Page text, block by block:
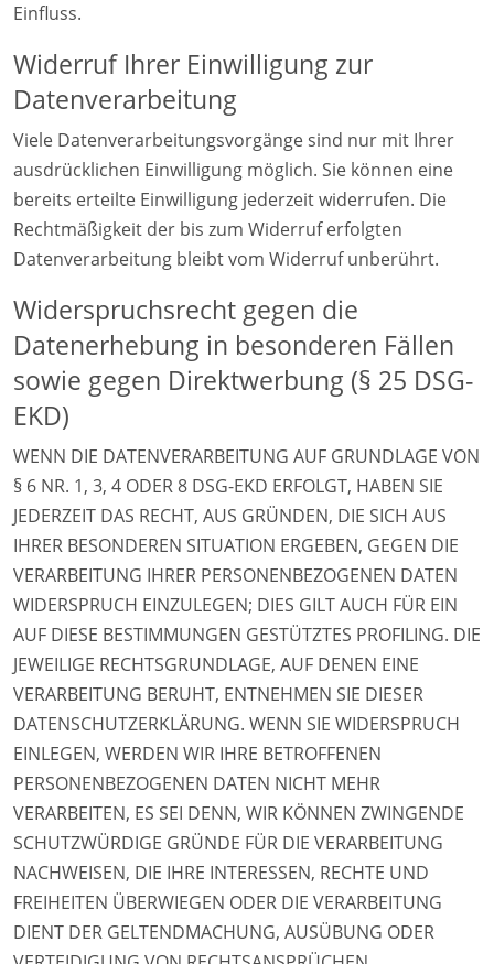
Einfluss.
Widerruf Ihrer Einwilligung zur
Datenverarbeitung
Viele Datenverarbeitungsvorgänge sind nur mit Ihrer
ausdrücklichen Einwilligung möglich. Sie können eine
bereits erteilte Einwilligung jederzeit widerrufen. Die
Rechtmäßigkeit der bis zum Widerruf erfolgten
Datenverarbeitung bleibt vom Widerruf unberührt.
Widerspruchsrecht gegen die
Datenerhebung in besonderen Fällen
sowie gegen Direktwerbung (§ 25 DSG-
EKD)
WENN DIE DATENVERARBEITUNG AUF GRUNDLAGE VON
§ 6 NR. 1, 3, 4 ODER 8 DSG-EKD ERFOLGT, HABEN SIE
JEDERZEIT DAS RECHT, AUS GRÜNDEN, DIE SICH AUS
IHRER BESONDEREN SITUATION ERGEBEN, GEGEN DIE
VERARBEITUNG IHRER PERSONENBEZOGENEN DATEN
WIDERSPRUCH EINZULEGEN; DIES GILT AUCH FÜR EIN
AUF DIESE BESTIMMUNGEN GESTÜTZTES PROFILING. DIE
JEWEILIGE RECHTSGRUNDLAGE, AUF DENEN EINE
VERARBEITUNG BERUHT, ENTNEHMEN SIE DIESER
DATENSCHUTZERKLÄRUNG. WENN SIE WIDERSPRUCH
EINLEGEN, WERDEN WIR IHRE BETROFFENEN
PERSONENBEZOGENEN DATEN NICHT MEHR
VERARBEITEN, ES SEI DENN, WIR KÖNNEN ZWINGENDE
SCHUTZWÜRDIGE GRÜNDE FÜR DIE VERARBEITUNG
NACHWEISEN, DIE IHRE INTERESSEN, RECHTE UND
FREIHEITEN ÜBERWIEGEN ODER DIE VERARBEITUNG
DIENT DER GELTENDMACHUNG, AUSÜBUNG ODER